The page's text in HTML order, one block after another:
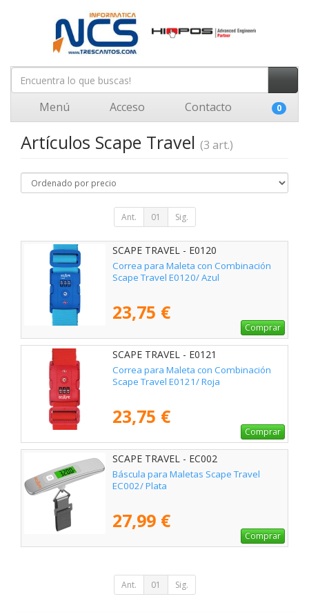
Menú Acceso Contacto 0
Artículos Scape Travel (3 art.)
Ant. 01 Sig.
SCAPE TRAVEL - E0120
Correa para Maleta con Combinación
Scape Travel E0120/ Azul
23,75 €
Comprar
SCAPE TRAVEL - E0121
Correa para Maleta con Combinación
Scape Travel E0121/ Roja
23,75 €
Comprar
SCAPE TRAVEL - EC002
Báscula para Maletas Scape Travel
EC002/ Plata
27,99 €
Comprar
Ant. 01 Sig.